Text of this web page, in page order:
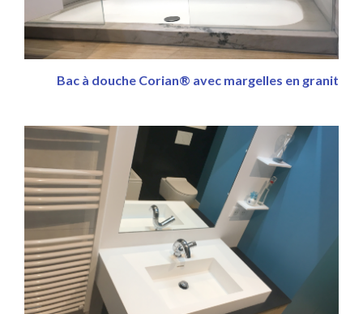
Bac à douche Corian® avec margelles en granit